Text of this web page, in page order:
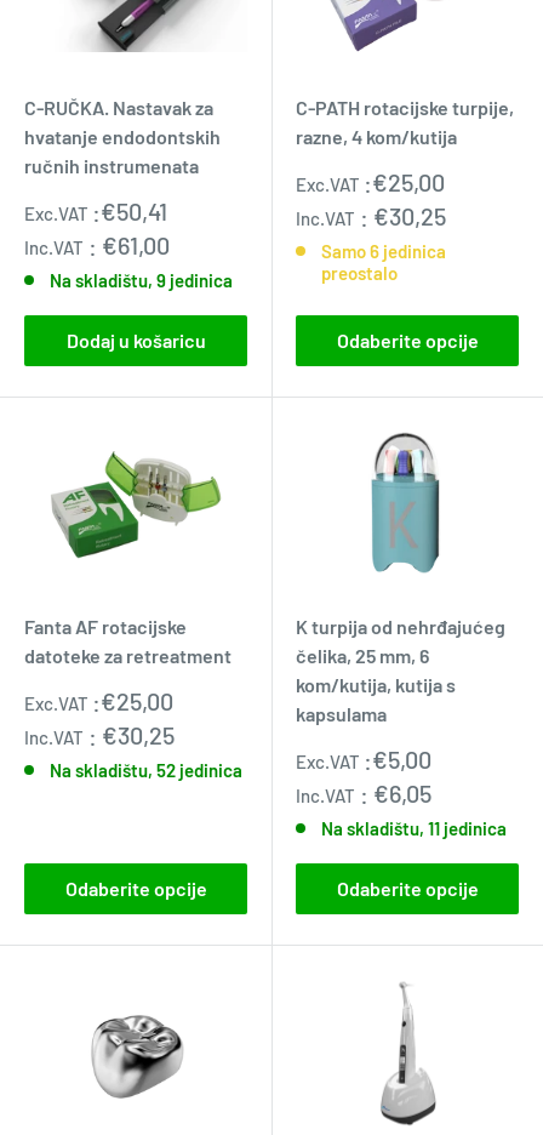
C-RUČKA. Nastavak za
hvatanje endodontskih
ručnih instrumenata
Prodajna
cijena
Exc.VAT :€50,41
Inc.VAT : €61,00
Na skladištu, 9 jedinica
Dodaj u košaricu
C-PATH rotacijske turpije,
razne, 4 kom/kutija
Prodajna
cijena
Exc.VAT :€25,00
Inc.VAT : €30,25
Samo 6 jedinica
preostalo
Odaberite opcije
Fanta AF rotacijske
datoteke za retreatment
Prodajna
cijena
Exc.VAT :€25,00
Inc.VAT : €30,25
Na skladištu, 52 jedinica
Odaberite opcije
K turpija od nehrđajućeg
čelika, 25 mm, 6
kom/kutija, kutija s
kapsulama
Prodajna
cijena
Exc.VAT :€5,00
Inc.VAT : €6,05
Na skladištu, 11 jedinica
Odaberite opcije